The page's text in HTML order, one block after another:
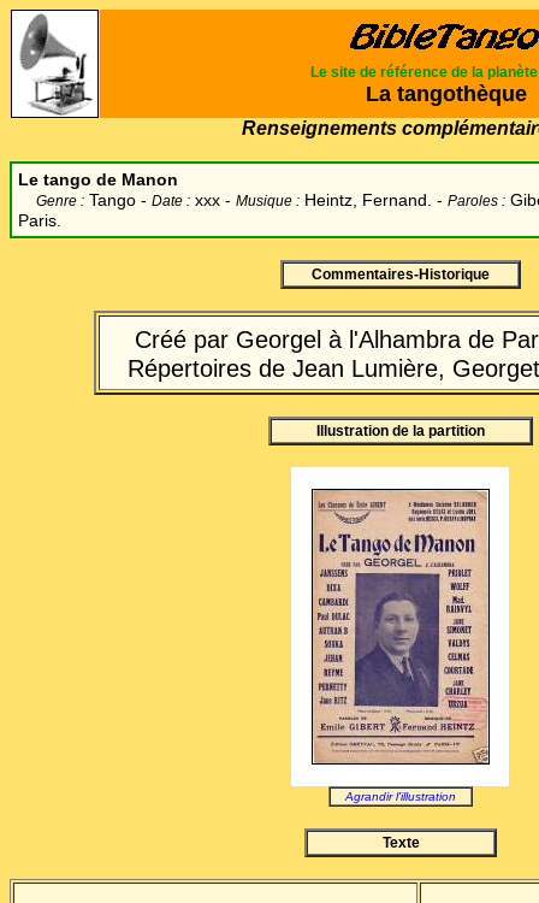
Le site de référence de la planète
La tangothèque
Renseignements
Le tango de Manon
Genre : Tango - Date : xxx - Musique : Heintz, Fernand. - Paroles :
Paris.
Commentaires-Historique
Créé par Georgel à l'Alhambra de
Répertoires de Jean Lumière,
Illustration de la partition
Agrandir l'illustration
Texte